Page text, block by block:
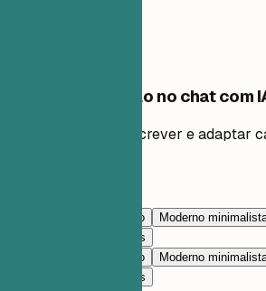
Edite este modelo no chat com
Peça à IA para reescrever e adaptar
Prestígio Moderno
Nimbus
Prestígio Moderno
Nimbus